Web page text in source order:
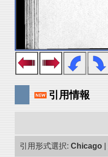
引用情報
引用形式選択: Chicago